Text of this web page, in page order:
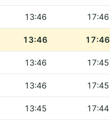
13:46 17:46
13:46 17:46
13:46 17:45
13:46 17:45
13:45 17:44